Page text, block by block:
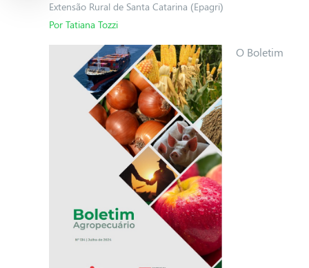
Extensão Rural de Santa Catarina (Epagri)
Por Tatiana Tozzi
O Boletim